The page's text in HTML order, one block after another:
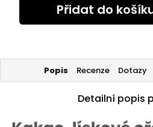
Přidat do
Popis Recenze Dotazy
Detailní popis